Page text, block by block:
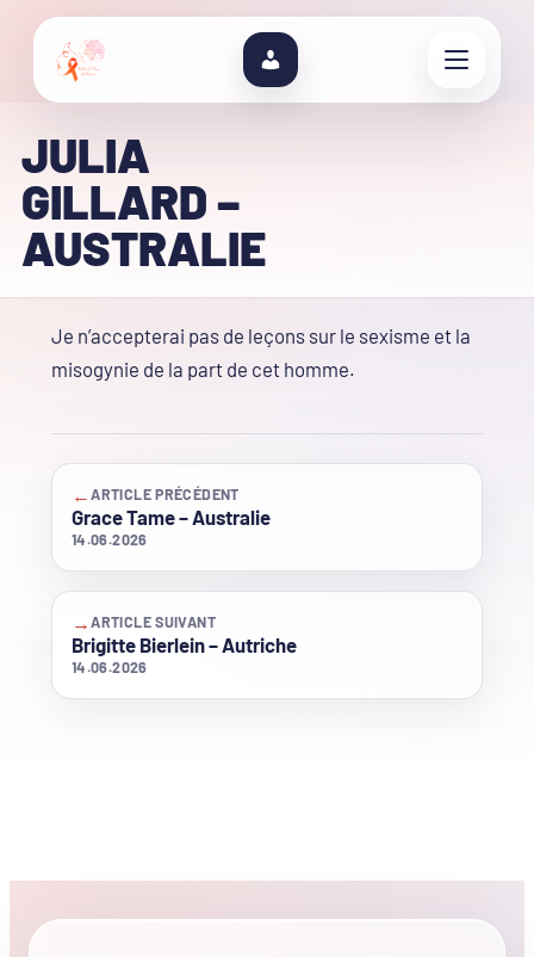
JULIA
GILLARD –
AUSTRALIE
Je n’accepterai pas de leçons sur le sexisme et la
misogynie de la part de cet homme.
←ARTICLE PRÉCÉDENT
Grace Tame – Australie
14.06.2026
→ARTICLE SUIVANT
Brigitte Bierlein – Autriche
14.06.2026